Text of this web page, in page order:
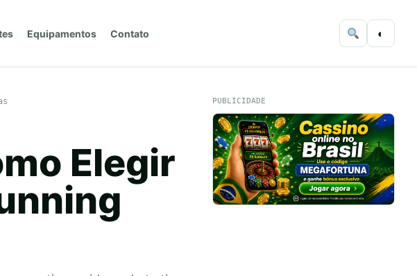
Equipamentos Contato ◐
Elegir
PUBLICIDADE